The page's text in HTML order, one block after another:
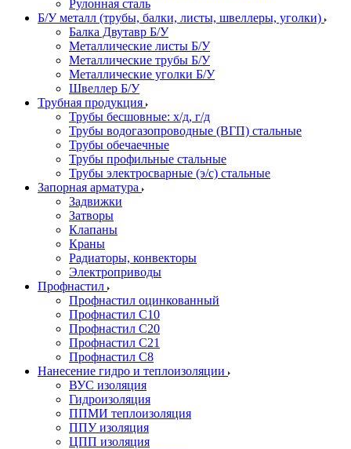
Рулонная сталь
Б/У металл (трубы, балки, листы, швеллеры, уголки)
Балка Двутавр Б/У
Металлические листы Б/У
Металлические трубы Б/У
Металлические уголки Б/У
Швеллер Б/У
Трубная продукция
Трубы бесшовные: х/д, г/д
Трубы водогазопроводные (ВГП) стальные
Трубы обечаечные
Трубы профильные стальные
Трубы электросварные (э/с) стальные
Запорная арматура
Задвижки
Затворы
Клапаны
Краны
Радиаторы, конвекторы
Электроприводы
Профнастил
Профнастил оцинкованный
Профнастил С10
Профнастил С20
Профнастил С21
Профнастил С8
Нанесение гидро и теплоизоляции
ВУС изоляция
Гидроизоляция
ППМИ теплоизоляция
ППУ изоляция
ЦПП изоляция